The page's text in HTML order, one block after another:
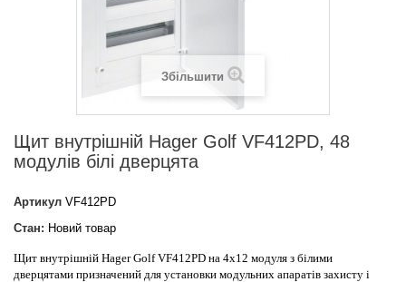
Збільшити
Щит внутрішній Hager Golf VF412PD, 48
модулів білі дверцята
Артикул VF412PD
Стан: Новий товар
Щит внутрішній Hager Golf VF412PD на 4х12 модуля з білими
дверцятами призначений для установки модульних апаратів захисту і